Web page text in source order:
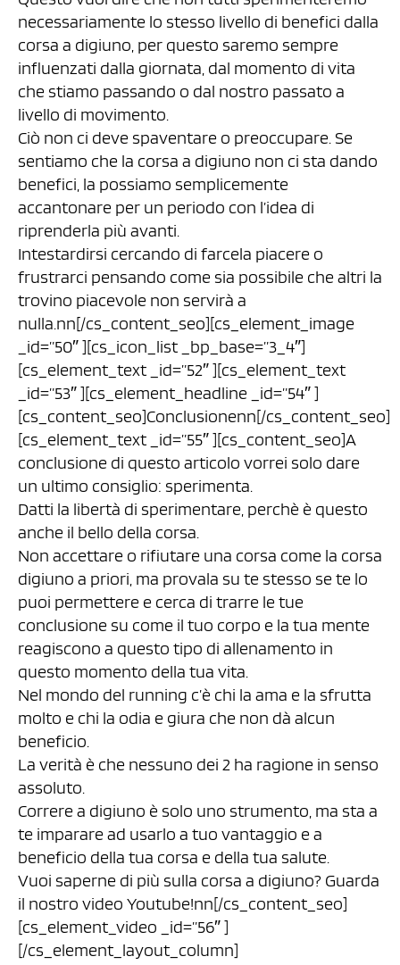
necessariamente lo stesso livello di benefici dalla
corsa a digiuno, per questo saremo sempre
influenzati dalla giornata, dal momento di vita
che stiamo passando o dal nostro passato a
livello di movimento.
Ciò non ci deve spaventare o preoccupare. Se
sentiamo che la corsa a digiuno non ci sta dando
benefici, la possiamo semplicemente
accantonare per un periodo con l’idea di
riprenderla più avanti.
Intestardirsi cercando di farcela piacere o
frustrarci pensando come sia possibile che altri la
trovino piacevole non servirà a
nulla.nn[/cs_content_seo][cs_element_image
_id=”50″ ][cs_icon_list _bp_base=”3_4″]
[cs_element_text _id=”52″ ][cs_element_text
_id=”53″ ][cs_element_headline _id=”54″ ]
[cs_content_seo]Conclusionenn[/cs_content_seo]
[cs_element_text _id=”55″ ][cs_content_seo]A
conclusione di questo articolo vorrei solo dare
un ultimo consiglio: sperimenta.
Datti la libertà di sperimentare, perchè è questo
anche il bello della corsa.
Non accettare o rifiutare una corsa come la corsa
digiuno a priori, ma provala su te stesso se te lo
puoi permettere e cerca di trarre le tue
conclusione su come il tuo corpo e la tua mente
reagiscono a questo tipo di allenamento in
questo momento della tua vita.
Nel mondo del running c’è chi la ama e la sfrutta
molto e chi la odia e giura che non dà alcun
beneficio.
La verità è che nessuno dei 2 ha ragione in senso
assoluto.
Correre a digiuno è solo uno strumento, ma sta a
te imparare ad usarlo a tuo vantaggio e a
beneficio della tua corsa e della tua salute.
Vuoi saperne di più sulla corsa a digiuno? Guarda
il nostro video Youtube!nn[/cs_content_seo]
[cs_element_video _id=”56″ ]
[/cs_element_layout_column]